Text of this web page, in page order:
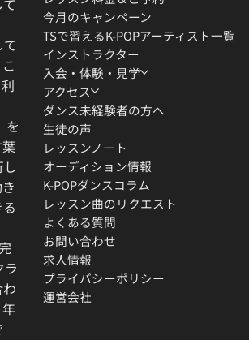
を
今月のキャンペーン
TSで習えるK-POPアーティスト一覧
インストラクター
入会・体験・見学
アクセス
ダンス未経験者の方へ
生徒の声
レッスンノート
オーディション情報
K-POPダンスコラム
レッスン曲のリクエスト
よくある質問
お問い合わせ
求人情報
プライバシーポリシー
運営会社